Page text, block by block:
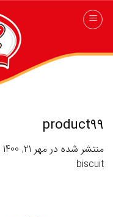
محتوا
product99
منتشر شده در مهر 21, 1400
biscuit